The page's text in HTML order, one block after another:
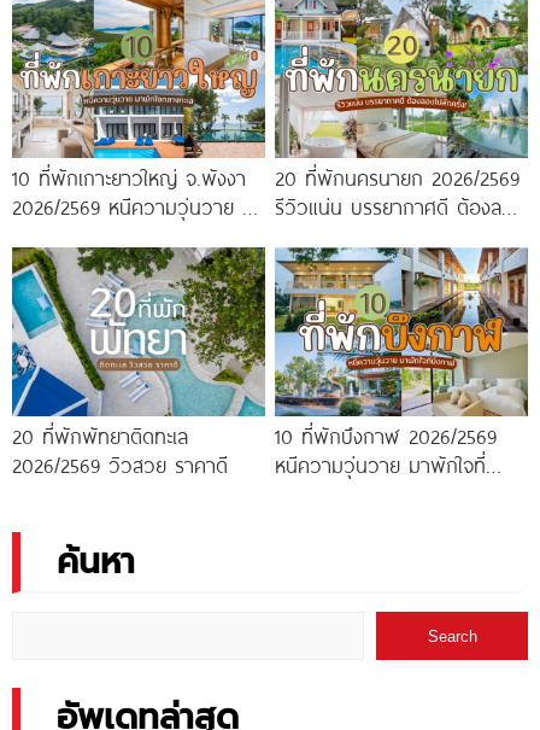
10 ที่พักเกาะยาวใหญ่ จ.พังงา
2026/2569 หนีความวุ่นวาย มา
20 ที่พักนครนายก 2026/2569
รีวิวแน่น บรรยากาศดี ต้องลอง
20 ที่พักพัทยาติดทะเล
2026/2569 วิวสวย ราคาดี
10 ที่พักบึงกาฬ 2026/2569
หนีความวุ่นวาย มาพักใจที่
ค้นหา
Search
อัพเดทล่าสุด